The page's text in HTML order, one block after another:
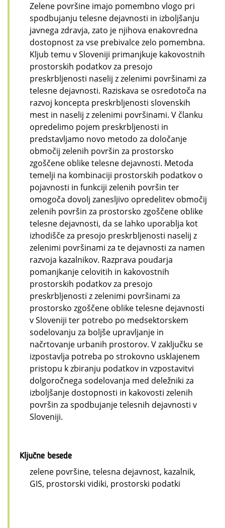
Zelene površine imajo pomembno vlogo pri
spodbujanju telesne dejavnosti in izboljšanju
javnega zdravja, zato je njihova enakovredna
dostopnost za vse prebivalce zelo pomembna.
Kljub temu v Sloveniji primanjkuje kakovostnih
prostorskih podatkov za presojo
preskrbljenosti naselij z zelenimi površinami za
telesne dejavnosti. Raziskava se osredotoča na
razvoj koncepta preskrbljenosti slovenskih
mest in naselij z zelenimi površinami. V članku
opredelimo pojem preskrbljenosti in
predstavljamo novo metodo za določanje
območij zelenih površin za prostorsko
zgoščene oblike telesne dejavnosti. Metoda
temelji na kombinaciji prostorskih podatkov o
pojavnosti in funkciji zelenih površin ter
omogoča dovolj zanesljivo opredelitev območij
zelenih površin za prostorsko zgoščene oblike
telesne dejavnosti, da se lahko uporablja kot
izhodišče za presojo preskrbljenosti naselij z
zelenimi površinami za te dejavnosti za namen
razvoja kazalnikov. Razprava poudarja
pomanjkanje celovitih in kakovostnih
prostorskih podatkov za presojo
preskrbljenosti z zelenimi površinami za
prostorsko zgoščene oblike telesne dejavnosti
v Sloveniji ter potrebo po medsektorskem
sodelovanju za boljše upravljanje in
načrtovanje urbanih prostorov. V zaključku se
izpostavlja potreba po strokovno usklajenem
pristopu k zbiranju podatkov in vzpostavitvi
dolgoročnega sodelovanja med deležniki za
izboljšanje dostopnosti in kakovosti zelenih
površin za spodbujanje telesnih dejavnosti v
Sloveniji.
Ključne besede
zelene površine, telesna dejavnost, kazalnik,
GIS, prostorski vidiki, prostorski podatki